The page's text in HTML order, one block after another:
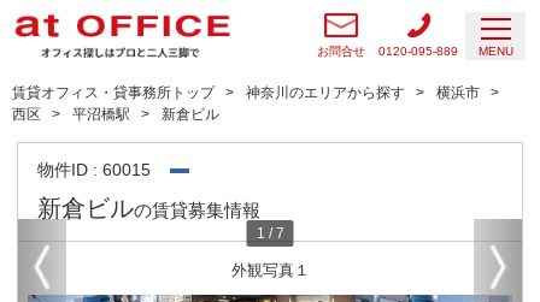
お問合せ 0120-095-889 MENU
賃貸オフィス・貸事務所トップ 神奈川のエリアから探す
横浜市
西区
平沼橋駅 新倉ビル
物件ID : 60015
新倉ビルの賃貸募集情報
外観写真１
1 /7